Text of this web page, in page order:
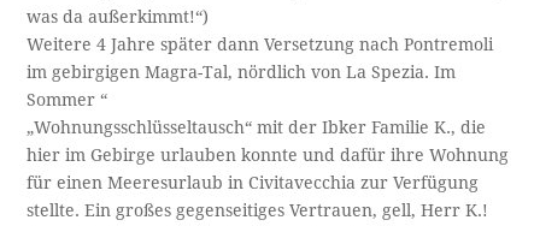
was da außerkimmt!“)
Weitere 4 Jahre später dann Versetzung nach Pontremoli
im gebirgigen Magra-Tal, nördlich von La Spezia. Im
Sommer “
„Wohnungsschlüsseltausch“ mit der Ibker Familie K., die
hier im Gebirge urlauben konnte und dafür ihre Wohnung
für einen Meeresurlaub in Civitavecchia zur Verfügung
stellte. Ein großes gegenseitiges Vertrauen, gell, Herr K.!